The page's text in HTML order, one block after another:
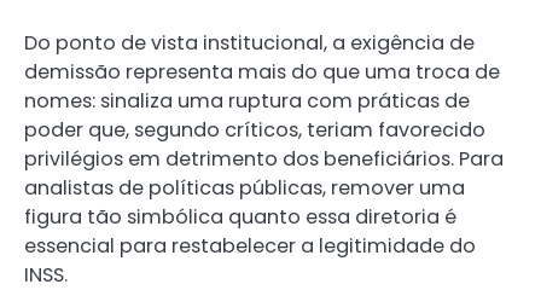
Do ponto de vista institucional, a exigência de
demissão representa mais do que uma troca de
nomes: sinaliza uma ruptura com práticas de
poder que, segundo críticos, teriam favorecido
privilégios em detrimento dos beneficiários. Para
analistas de políticas públicas, remover uma
figura tão simbólica quanto essa diretoria é
essencial para restabelecer a legitimidade do
INSS.